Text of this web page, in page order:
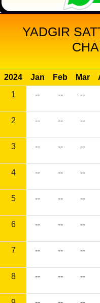
YADGIR
2024 Jan Feb Mar
1
-- -- --
2 -- -- --
3 -- -- --
4 -- -- --
5 -- -- --
6 -- -- --
7 -- -- --
8 -- -- --